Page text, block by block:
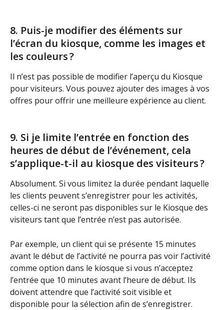
8. Puis-je modifier des éléments sur
l’écran du kiosque, comme les images et
les couleurs ?
Il n’est pas possible de modifier l’aperçu du Kiosque
pour visiteurs. Vous pouvez ajouter des images à vos
offres pour offrir une meilleure expérience au client.
9. Si je limite l’entrée en fonction des
heures de début de l’événement, cela
s’applique-t-il au kiosque des visiteurs ?
Absolument. Si vous limitez la durée pendant laquelle
les clients peuvent s’enregistrer pour les activités,
celles-ci ne seront pas disponibles sur le Kiosque des
visiteurs tant que l’entrée n’est pas autorisée.
Par exemple, un client qui se présente 15 minutes
avant le début de l’activité ne pourra pas voir l’activité
comme option dans le kiosque si vous n’acceptez
l’entrée que 10 minutes avant l’heure de début. Ils
doivent attendre que l’activité soit visible et
disponible pour la sélection afin de s’enregistrer.